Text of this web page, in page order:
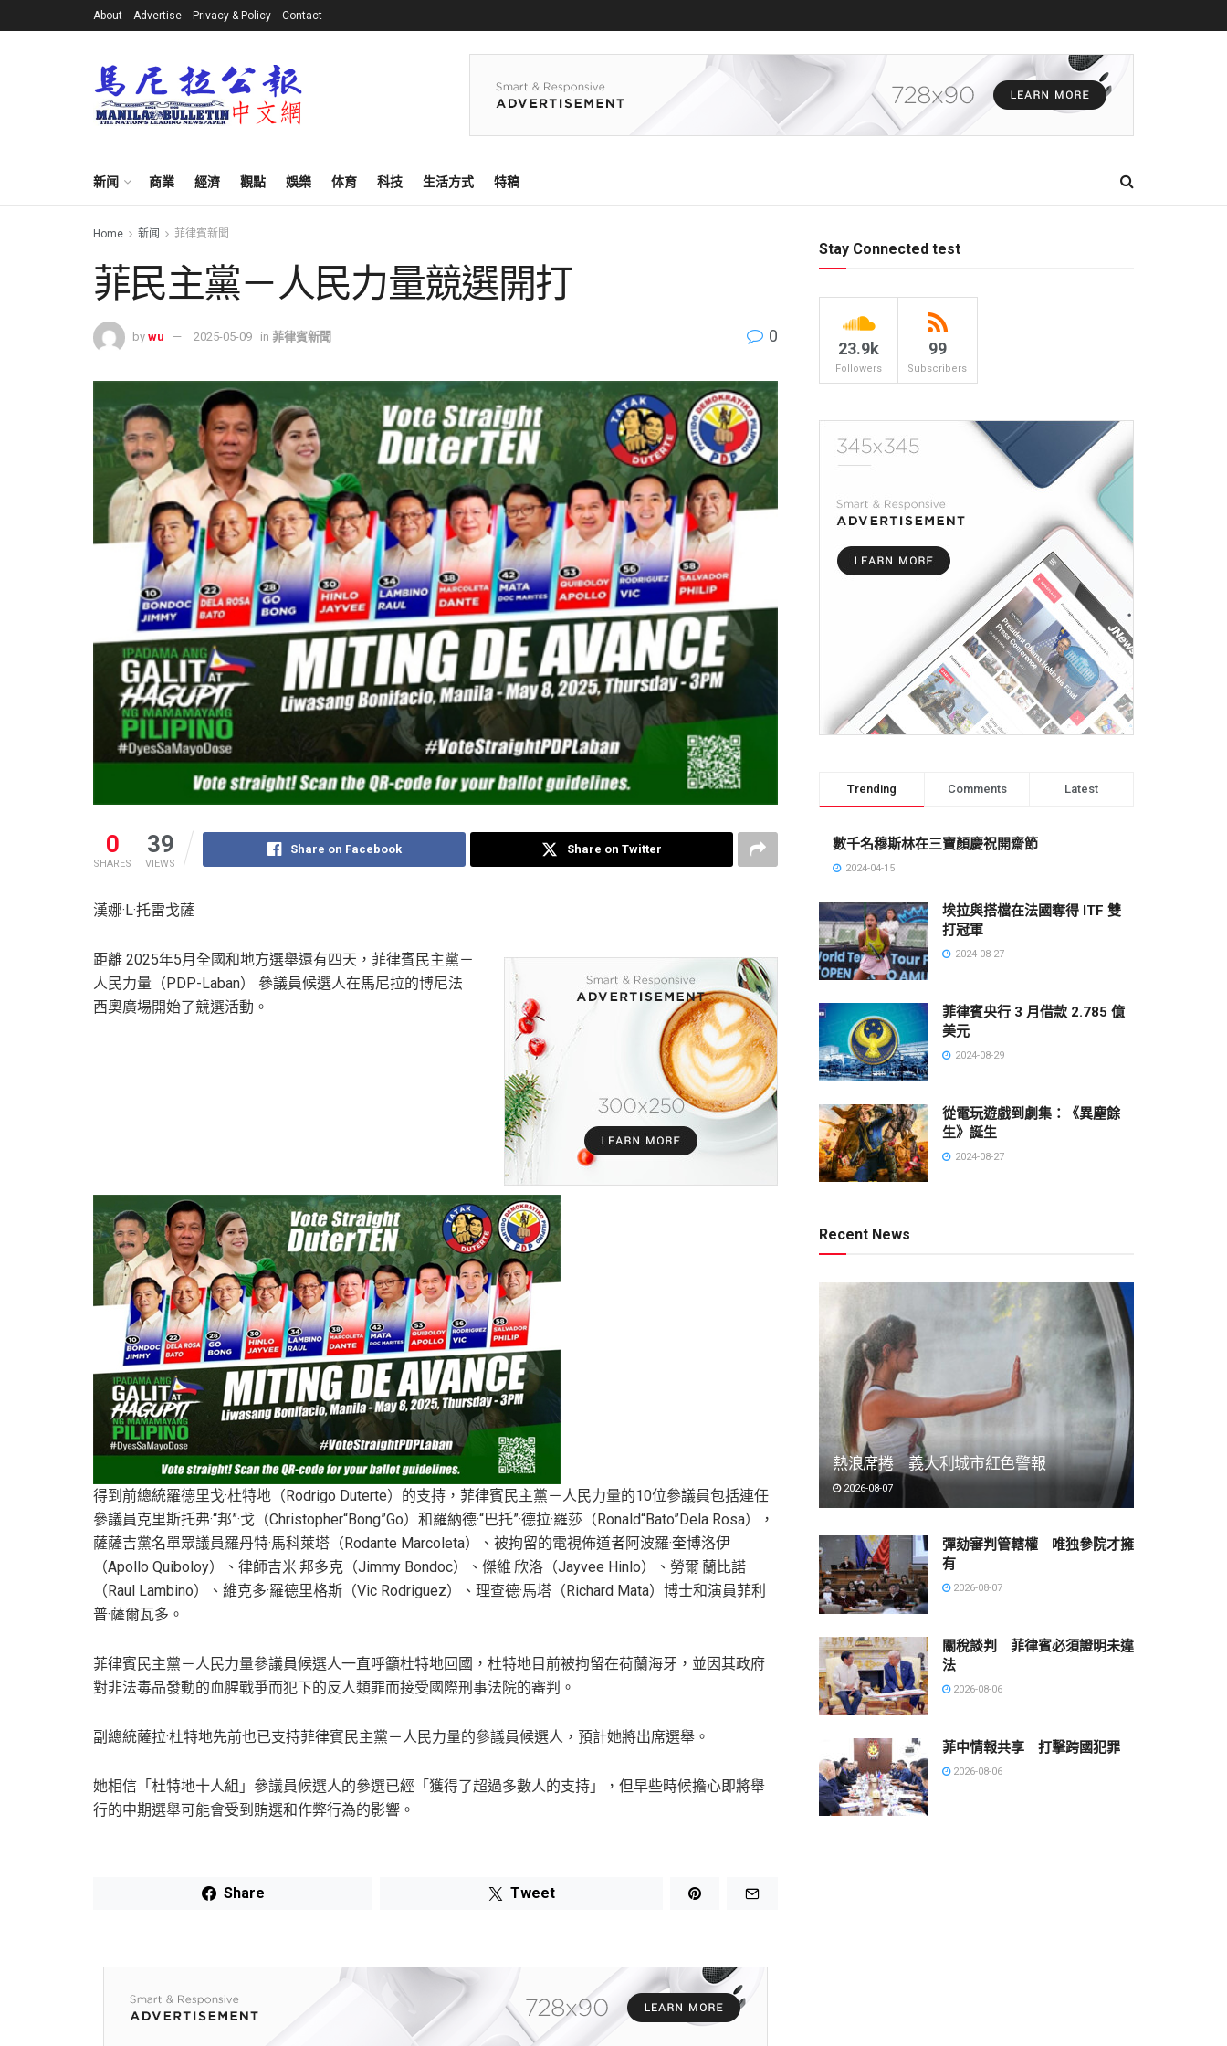
About Advertise Privacy & Policy Contact
新闻 商業 經濟 觀點 娛樂 体育 科技 生活方式 特稿
Home 新闻 菲律賓新聞
菲民主黨－人民力量競選開打
by wu 2025-05-09 in 菲律賓新聞 0
0
SHARES
39
VIEWS
Share on Facebook Share on Twitter
漢娜·L·托雷戈薩
距離 2025年5月全國和地方選舉還有四天，菲律賓民主黨－
人民力量（PDP-Laban） 參議員候選人在馬尼拉的博尼法
西奧廣場開始了競選活動。
得到前總統羅德里戈·杜特地（Rodrigo Duterte）的支持，菲律賓民主黨－人民力量的10位參議員包括連任
參議員克里斯托弗·“邦”·戈（Christopher“Bong”Go）和羅納德·“巴托”·德拉·羅莎（Ronald“Bato”Dela Rosa），
薩薩吉黨名單眾議員羅丹特·馬科萊塔（Rodante Marcoleta）、被拘留的電視佈道者阿波羅·奎博洛伊
（Apollo Quiboloy）、律師吉米·邦多克（Jimmy Bondoc）、傑維·欣洛（Jayvee Hinlo）、勞爾·蘭比諾
（Raul Lambino）、維克多·羅德里格斯（Vic Rodriguez）、理查德·馬塔（Richard Mata）博士和演員菲利
普·薩爾瓦多。
菲律賓民主黨－人民力量參議員候選人一直呼籲杜特地回國，杜特地目前被拘留在荷蘭海牙，並因其政府
對非法毒品發動的血腥戰爭而犯下的反人類罪而接受國際刑事法院的審判。
副總統薩拉·杜特地先前也已支持菲律賓民主黨－人民力量的參議員候選人，預計她將出席選舉。
她相信「杜特地十人組」參議員候選人的參選已經「獲得了超過多數人的支持」，但早些時候擔心即將舉
行的中期選舉可能會受到賄選和作弊行為的影響。
Share Tweet
Stay Connected test
23.9k
Followers
99
Subscribers
Trending Comments Latest
數千名穆斯林在三寶顏慶祝開齋節
2024-04-15
埃拉與搭檔在法國奪得 ITF 雙
打冠軍
2024-08-27
菲律賓央行 3 月借款 2.785 億
美元
2024-08-29
從電玩遊戲到劇集：《異塵餘
生》誕生
2024-08-27
Recent News
熱浪席捲 義大利城市紅色警報
2026-08-07
彈劾審判管轄權 唯独參院才擁
有
2026-08-07
關稅談判 菲律賓必須證明未違
法
2026-08-06
菲中情報共享 打擊跨國犯罪
2026-08-06